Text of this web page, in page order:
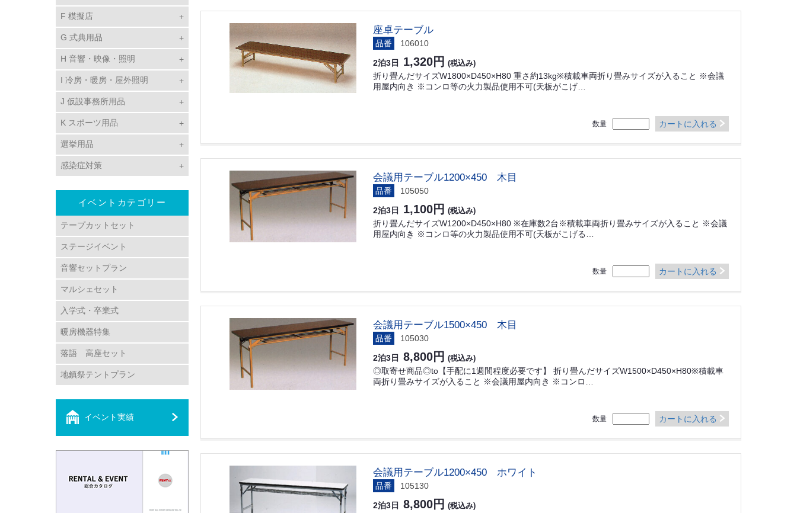
F 模擬店
G 式典用品
H 音響・映像・照明
I 冷房・暖房・屋外照明
J 仮設事務所用品
K スポーツ用品
選挙用品
感染症対策
イベントカテゴリー
テープカットセット
ステージイベント
音響セットプラン
マルシェセット
入学式・卒業式
暖房機器特集
落語 高座セット
地鎮祭テントプラン
イベント実績
座卓テーブル
品番 106010
2泊3日 1,320円 (税込み)
折り畳んだサイズW1800×D450×H80 重さ約13kg※積載車両折り畳みサイズが入ること ※会議
用屋内向き ※コンロ等の火力製品使用不可(天板がこげ…
数量 カートに入れる
会議用テーブル1200×450 木目
品番 105050
2泊3日 1,100円 (税込み)
折り畳んだサイズW1200×D450×H80 ※在庫数2台※積載車両折り畳みサイズが入ること ※会議
用屋内向き ※コンロ等の火力製品使用不可(天板がこげる…
数量 カートに入れる
会議用テーブル1500×450 木目
品番 105030
2泊3日 8,800円 (税込み)
◎取寄せ商品◎to【手配に1週間程度必要です】 折り畳んだサイズW1500×D450×H80※積載車
両折り畳みサイズが入ること ※会議用屋内向き ※コンロ…
数量 カートに入れる
会議用テーブル1200×450 ホワイト
品番 105130
2泊3日 8,800円 (税込み)